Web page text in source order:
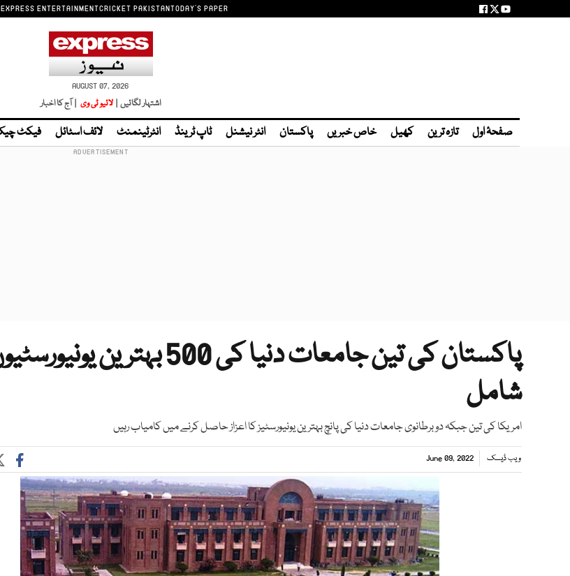
EXPRESS ENTERTAINMENTCRICKET PAKISTANTODAY'S PAPER
AUGUST 07, 2026
اشتہار لگائیں | لائیو ٹی وی | آج کا اخبار
صفحۂ اول تازہ ترین کھیل خاص خبریں پاکستان انٹر نیشنل ٹاپ ٹرینڈ انٹرٹینمنٹ لائف اسٹائل فیکٹ
پاکستان کی تین جامعات دنیا کی 500
شامل
امریکا کی تین جبکہ دو برطانوی جامعات دنیا کی پانچ بہترین یونیورسٹیز کا اعزاز حاصل کرنے میں کامیاب رہیں
ویب ڈیسک June 09, 2022